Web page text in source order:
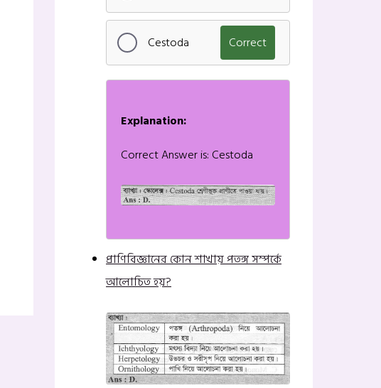
Cestoda Correct
Explanation:
Correct Answer is: Cestoda
প্রাণিবিজ্ঞানের কোন শাখায় পতঙ্গ সম্পর্কে
আলোচিত হয়?